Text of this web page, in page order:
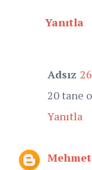
Yanıtla
Adsız
20 tane
Yanıtla
Mehmet